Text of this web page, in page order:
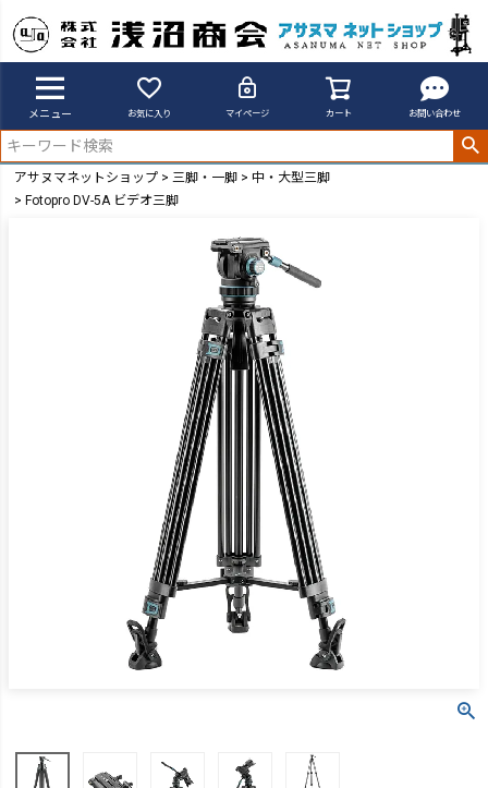
メニュー お気に入り マイページ カート お問い合わせ
アサヌマネットショップ 三脚・一脚
中・大型三脚
Fotopro DV-5A ビデオ三脚